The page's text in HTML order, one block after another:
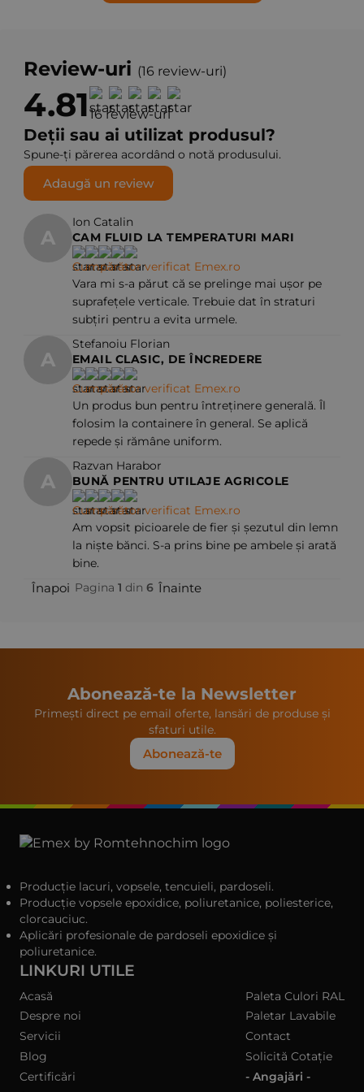
Review-uri (16 review-uri)
4.8116 review-uri
Deții sau ai utilizat produsul?
Spune-ți părerea acordând o notă produsului.
Adaugă un review
A
Ion Catalin
CAM FLUID LA TEMPERATURI MARI
Cumpărător verificat Emex.ro
Vara mi s-a părut că se prelinge mai ușor pe
suprafețele verticale. Trebuie dat în straturi
subțiri pentru a evita urmele.
A
Stefanoiu Florian
EMAIL CLASIC, DE ÎNCREDERE
Cumpărător verificat Emex.ro
Un produs bun pentru întreținere generală. Îl
folosim la containere în general. Se aplică
repede și rămâne uniform.
A
Razvan Harabor
BUNĂ PENTRU UTILAJE AGRICOLE
Cumpărător verificat Emex.ro
Am vopsit picioarele de fier și șezutul din lemn
la niște bănci. S-a prins bine pe ambele și arată
bine.
Înapoi Pagina 1 din 6 Înainte
Abonează-te la Newsletter
Primești direct pe email oferte, lansări de produse și
sfaturi utile.
Abonează-te
Producție lacuri, vopsele, tencuieli, pardoseli.
Producție vopsele epoxidice, poliuretanice, poliesterice,
clorcauciuc.
Aplicări profesionale de pardoseli epoxidice și
poliuretanice.
LINKURI UTILE
Acasă
Despre noi
Servicii
Blog
Certificări
Paleta Culori RAL
Paletar Lavabile
Contact
Solicită Cotație
- Angajări -